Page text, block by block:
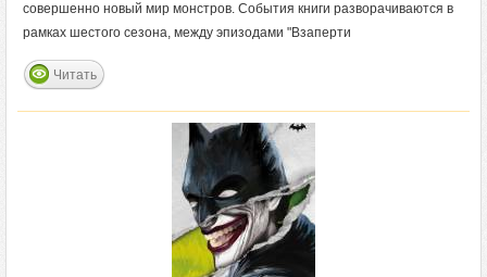
совершенно новый мир монстров. События книги разворачиваются в
рамках шестого сезона, между эпизодами "Взаперти
Читать